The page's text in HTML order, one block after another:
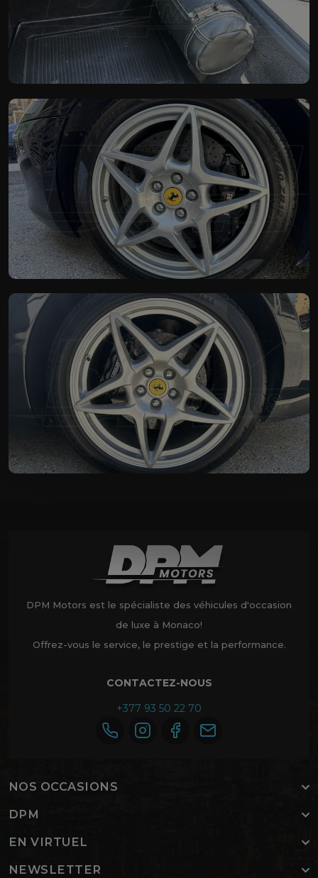
DPM Motors est le spécialiste des véhicules d'occasion
de luxe à Monaco!
Offrez-vous le service, le prestige et la performance.
CONTACTEZ-NOUS
+377 93 50 22 70
NOS OCCASIONS
DPM
EN VIRTUEL
NEWSLETTER